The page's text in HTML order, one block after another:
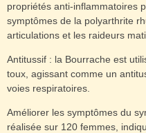
propriétés anti-inflammatoires
symptômes de la polyarthrite
articulations et les raideurs
Antitussif : la Bourrache est
toux, agissant comme un
voies respiratoires.
Améliorer les symptômes du
réalisée sur 120 femmes,